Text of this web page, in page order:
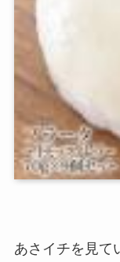
あさイチを見て